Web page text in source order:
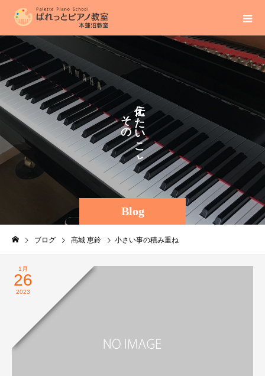
Blog
え
た
い
こ
と
そ
の
ま
ま
に
ブログ 髙城 恵鈴 小さい事の積み重ね
1月
26
2023